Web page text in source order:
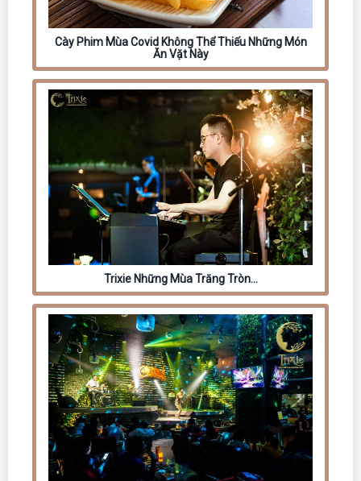
Cày Phim Mùa Covid Không Thể Thiếu Những Món
Ăn Vặt Này
Trixie Những Mùa Trăng Tròn…